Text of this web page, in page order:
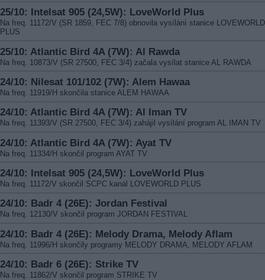
25/10: Intelsat 905 (24,5W): LoveWorld Plus
Na freq. 11172/V (SR 1859, FEC 7/8) obnovila vysílání stanice LOVEWORLD
PLUS
25/10: Atlantic Bird 4A (7W): Al Rawda
Na freq. 10873/V (SR 27500, FEC 3/4) začala vysílat stanice AL RAWDA
24/10: Nilesat 101/102 (7W): Alem Hawaa
Na freq. 11919/H skončila stanice ALEM HAWAA
24/10: Atlantic Bird 4A (7W): Al Iman TV
Na freq. 11393/V (SR 27500, FEC 3/4) zahájil vysílání program AL IMAN TV
24/10: Atlantic Bird 4A (7W): Ayat TV
Na freq. 11334/H skončil program AYAT TV
24/10: Intelsat 905 (24,5W): LoveWorld Plus
Na freq. 11172/V skončil SCPC kanál LOVEWORLD PLUS
24/10: Badr 4 (26E): Jordan Festival
Na freq. 12130/V skončil program JORDAN FESTIVAL
24/10: Badr 4 (26E): Melody Drama, Melody Aflam
Na freq. 11996/H skončily programy MELODY DRAMA, MELODY AFLAM
24/10: Badr 6 (26E): Strike TV
Na freq. 11862/V skončil program STRIKE TV